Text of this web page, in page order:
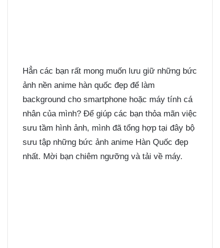
Hẳn các bạn rất mong muốn lưu giữ những bức
ảnh nền anime hàn quốc đẹp để làm
background cho smartphone hoặc máy tính cá
nhân của mình? Để giúp các bạn thỏa mãn việc
sưu tầm hình ảnh, mình đã tổng hợp tại đây bộ
sưu tập những bức ảnh anime Hàn Quốc đẹp
nhất. Mời bạn chiêm ngưỡng và tải về máy.